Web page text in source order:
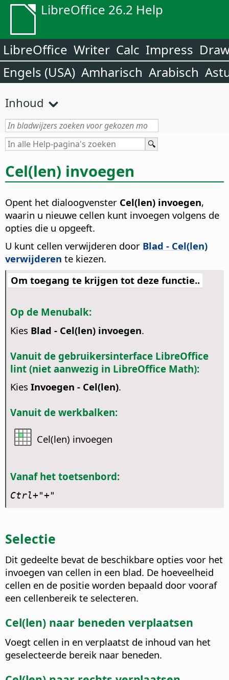
LibreOffice 26.2 Help
LibreOffice Writer Calc Impress
Engels (USA) Amharisch Arabisch
Inhoud
Cel(len) invoegen
Opent het dialoogvenster Cel(len) invoegen,
waarin u nieuwe cellen kunt invoegen volgens de
opties die u opgeeft.
U kunt cellen verwijderen door Blad - Cel(len)
verwijderen te kiezen.
Om toegang te krijgen tot deze functie..
Op de Menubalk:
Kies Blad - Cel(len) invoegen.
Vanuit de gebruikersinterface LibreOffice
lint (niet aanwezig in LibreOffice Math):
Kies Invoegen - Cel(len).
Vanuit de werkbalken:
Cel(len) invoegen
Vanaf het toetsenbord:
Ctrl+"+"
Selectie
Dit gedeelte bevat de beschikbare opties voor het
invoegen van cellen in een blad. De hoeveelheid
cellen en de positie worden bepaald door vooraf
een cellenbereik te selecteren.
Cel(len) naar beneden verplaatsen
Voegt cellen in en verplaatst de inhoud van het
geselecteerde bereik naar beneden.